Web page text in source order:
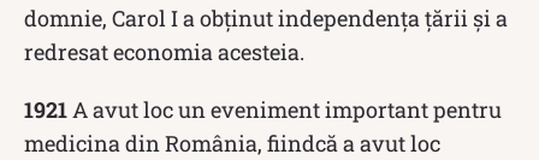
domnie, Carol I a obținut independența țării și a
redresat economia acesteia.
1921 A avut loc un eveniment important pentru
medicina din România, fiindcă a avut loc